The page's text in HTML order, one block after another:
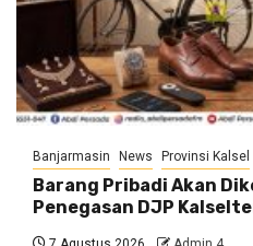
Banjarmasin News Provinsi Kalsel
Barang Pribadi Akan
Penegasan DJP